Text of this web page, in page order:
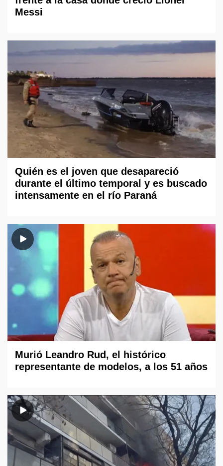
Messi
Quién es el joven que desapareció
durante el último temporal y es buscado
intensamente en el río Paraná
Murió Leandro Rud, el histórico
representante de modelos, a los 51 años